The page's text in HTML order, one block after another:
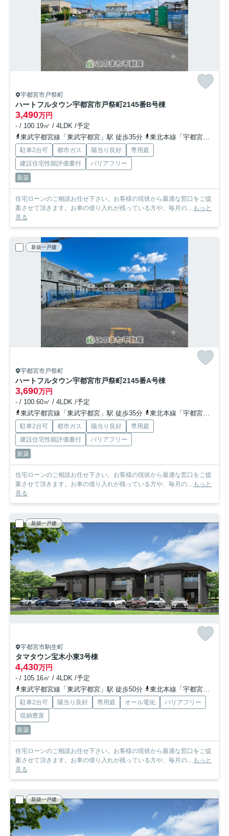
宇都宮市戸祭町
ハートフルタウン宇都宮市戸祭町2145番B号棟
3,490万円
- / 100.19㎡ / 4LDK /予定
東武宇都宮線「東武宇都宮」駅 徒歩35分
東北本線「宇都宮」駅 徒歩50分
駐車2台可 都市ガス 陽当り良好
専用庭
建設住宅性能評価書付
バリアフリー
新築
住宅ローンのご相談お任せ下さい。お客様の現状から最適な窓口をご提
案させて頂きます。お車の借り入れが残っている方や、毎月の... もっと
見る
新築一戸建
宇都宮市戸祭町
ハートフルタウン宇都宮市戸祭町2145番A号棟
3,690万円
- / 100.60㎡ / 4LDK /予定
東武宇都宮線「東武宇都宮」駅 徒歩35分
東北本線「宇都宮」駅 徒歩50分
駐車2台可 都市ガス 陽当り良好
専用庭
建設住宅性能評価書付
バリアフリー
新築
住宅ローンのご相談お任せ下さい。お客様の現状から最適な窓口をご提
案させて頂きます。お車の借り入れが残っている方や、毎月の... もっと
見る
新築一戸建
宇都宮市駒生町
タマタウン宝木小東3号棟
4,430万円
- / 105.16㎡ / 4LDK /予定
東武宇都宮線「東武宇都宮」駅 徒歩50分
東北本線「宇都宮」駅 徒歩68分
駐車2台可 陽当り良好 専用庭 オール電化
バリアフリー
収納豊富
新築
住宅ローンのご相談お任せ下さい。お客様の現状から最適な窓口をご提
案させて頂きます。お車の借り入れが残っている方や、毎月の... もっと
見る
新築一戸建